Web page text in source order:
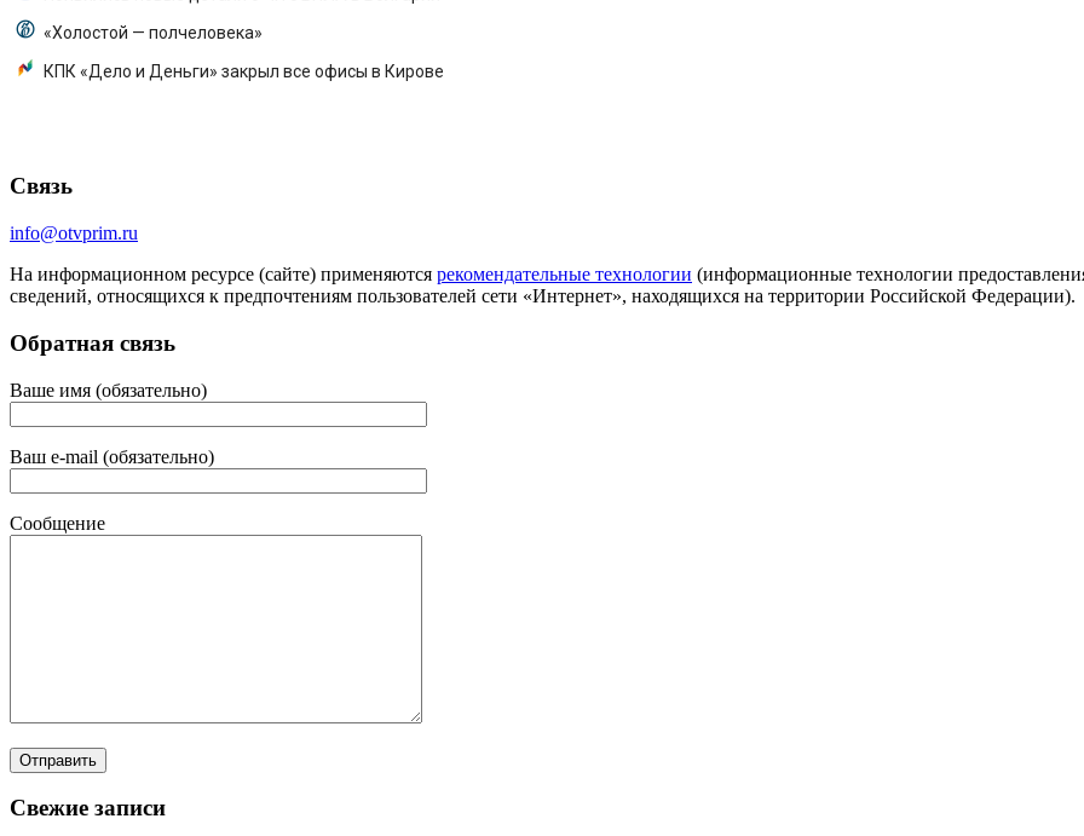
«Холостой — полчеловека»
КПК «Дело и Деньги» закрыл все офисы в Кирове
Связь
info@otvprim.ru
На информационном ресурсе (сайте) применяются рекомендательные технологии (информационные технологии
сведений, относящихся к предпочтениям пользователей сети «Интернет», находящихся на территории Российской Федерации).
Обратная связь
Ваше имя (обязательно)
Ваш e-mail (обязательно)
Сообщение
Свежие записи